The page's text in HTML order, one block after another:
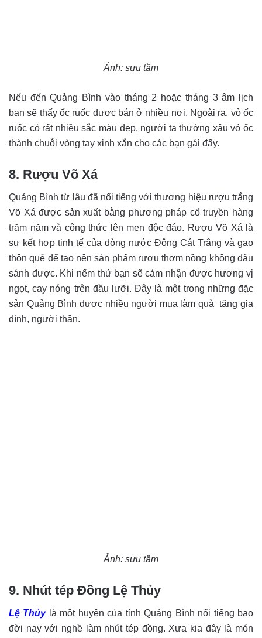
Ảnh: sưu tầm
Nếu đến Quảng Bình vào tháng 2 hoặc tháng 3 âm lịch
bạn sẽ thấy ốc ruốc được bán ở nhiều nơi. Ngoài ra, vỏ ốc
ruốc có rất nhiều sắc màu đẹp, người ta thường xâu vỏ ốc
thành chuỗi vòng tay xinh xắn cho các bạn gái đấy.
8. Rượu Võ Xá
Quảng Bình từ lâu đã nổi tiếng với thương hiệu rượu trắng
Võ Xá được sản xuất bằng phương pháp cổ truyền hàng
trăm năm và công thức lên men độc đáo. Rượu Võ Xá là
sự kết hợp tinh tế của dòng nước Động Cát Trắng và gạo
thôn quê để tạo nên sản phẩm rượu thơm nồng không đâu
sánh được. Khi nếm thử bạn sẽ cảm nhận được hương vị
ngọt, cay nóng trên đầu lưỡi. Đây là một trong những đặc
sản Quảng Bình được nhiều người mua làm quà tặng gia
đình, người thân.
Ảnh: sưu tầm
9. Nhút tép Đồng Lệ Thủy
Lệ Thủylà một huyện của tỉnh Quảng Bình nổi tiếng bao
đời nay với nghề làm nhút tép đồng. Xưa kia đây là món